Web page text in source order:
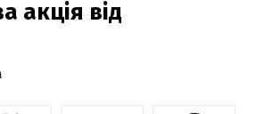
акція від